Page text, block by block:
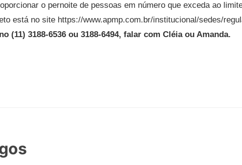
o pernoite de pessoas em número que exceda ao
está no site https://www.apmp.com.br/institucional/sedes/
(11) 3188-6536 ou 3188-6494, falar com Cléia ou Amanda.